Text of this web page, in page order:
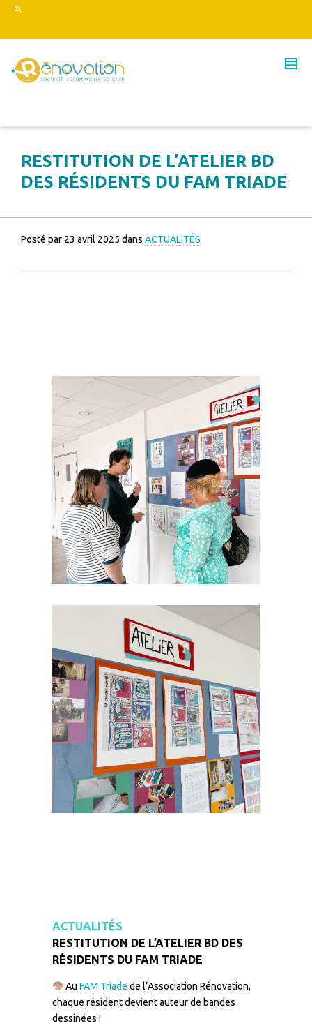
RESTITUTION DE L’ATELIER BD
DES RÉSIDENTS DU FAM TRIADE
Posté par 23 avril 2025 dans ACTUALITÉS
ACTUALITÉS
RESTITUTION DE L’ATELIER BD DES
RÉSIDENTS DU FAM TRIADE
Au FAM Triade de l’Association Rénovation,
chaque résident devient auteur de bandes
dessinées !